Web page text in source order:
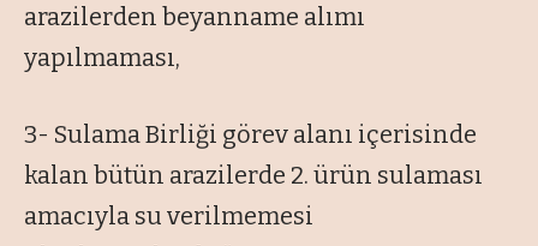
arazilerden beyanname alımı
yapılmaması,
3- Sulama Birliği görev alanı içerisinde
kalan bütün arazilerde 2. ürün sulaması
amacıyla su verilmemesi